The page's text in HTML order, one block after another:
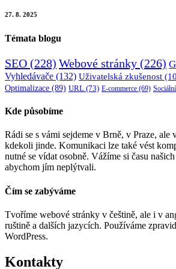
27. 8. 2025
Témata blogu
SEO (228) Webové stránky (226)
Vyhledávače (132) Uživatelská zkušenost
Optimalizace (89) URL (73) E-commerce (69)
Kde působíme
Rádi se s vámi sejdeme v Brně, v Praze, ale
kdekoli jinde. Komunikaci lze také vést
nutné se vídat osobně. Vážíme si času
abychom jím neplýtvali.
Čím se zabýváme
Tvoříme webové stránky v češtině, ale i v
ruštině a dalších jazycích. Používáme
WordPress.
Kontakty